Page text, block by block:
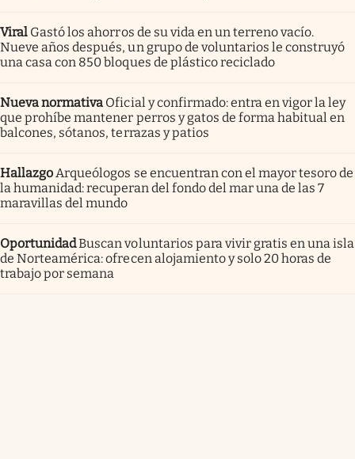
Viral Gastó los ahorros de su vida en un terreno vacío.
Nueve años después, un grupo de voluntarios le construyó
una casa con 850 bloques de plástico reciclado
Nueva normativa Oficial y confirmado: entra en vigor la ley
que prohíbe mantener perros y gatos de forma habitual en
balcones, sótanos, terrazas y patios
Hallazgo Arqueólogos se encuentran con el mayor tesoro de
la humanidad: recuperan del fondo del mar una de las 7
maravillas del mundo
OportunidadBuscan voluntarios para vivir gratis en una isla
de Norteamérica: ofrecen alojamiento y solo 20 horas de
trabajo por semana